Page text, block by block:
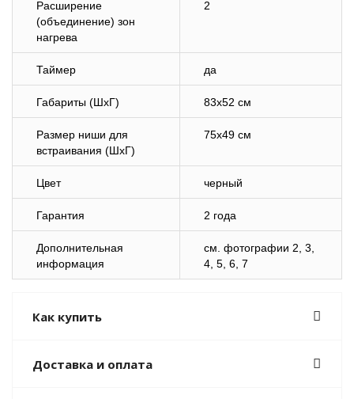
Расширение
(объединение) зон
нагрева
2
Таймер да
Габариты (ШхГ) 83х52 см
Размер ниши для
встраивания (ШхГ)
75х49 см
Цвет черный
Гарантия 2 года
Дополнительная
информация
cм. фотографии 2, 3,
4, 5, 6, 7
Как купить
Доставка и оплата